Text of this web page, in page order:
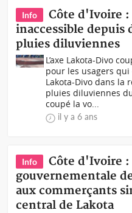
Info
Côte d'Ivoire
inaccessible depuis
pluies diluviennes
L’axe Lakota-Divo
pour les usagers
Lakota-Divo dans la
pluies diluviennes
coupé la vo...
il y a 6 ans
Info
Côte d'Ivoire
gouvernementale
aux commerçants
central de Lakota